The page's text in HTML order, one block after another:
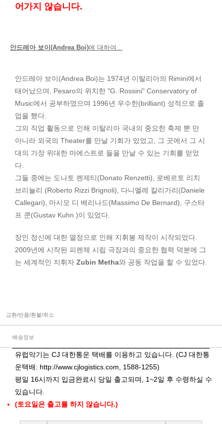
어가지 않습니다.
안드레아 보이(Andrea Boi)에 대하여...
안드레아 보이(Andrea Boi)는 1974년 이탈리아의 Rimini에서
태어났으며, Pesaro의 위치한 "G. Rossini" Conservatory of
Music에서 공부하였으며 1996년 우수한(brilliant) 성적으로 졸
업을 했다.
그의 직업 활동으로 인해 이탈리아 국내의 중요한 축제 뿐 만
아니라 외국의 Theater를 만날 기회가 있었고, 그 곳에서 그 시
대의 가장 위대한 마에스트로 들을 만날 수 있는 기회를 얻었
다.
그들 중에는 도나토 렌제티(Donato Renzetti), 로베르토 리치
브리뇰리 (Roberto Rizzi Brignoli), 다니엘레 칼리가리(Daniele
Callegari), 마시모 디 베리나드(Massimo De Bernard), 구스타
프 쿤(Gustav Kuhn )이 있었다.
장인 정신에 대한 열정으로 인해 지휘봉 제작이 시작되었다.
2009년에 시작된 피렌체 시립 극장과의 중요한 협력 덕분에 그
는 세계적인 지휘자 Zubin Metha와 공동 작업을 할 수 있었다.
교환/반품/환불/취소
배송정보
유럽악기는 CJ 대한통운 택배를 이용하고 있습니다. (CJ 대한통
운택배: http://www.cjlogistics.com, 1588-1255)
평일 16시까지 입금완료시 당일 출고되며, 1~2일 후 수령하실 수
있습니다.
(토요일은 출고를 하지 않습니다.)